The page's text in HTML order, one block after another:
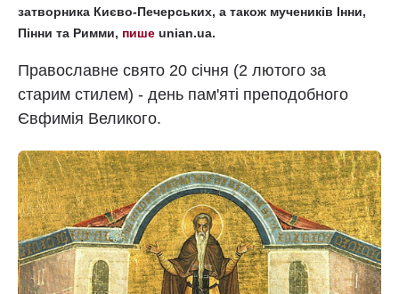
затворника Києво-Печерських, а також мучеників Інни,
Пінни та Римми, пише unian.ua.
Православне свято 20 січня (2 лютого за
старим стилем) - день пам'яті преподобного
Євфимія Великого.